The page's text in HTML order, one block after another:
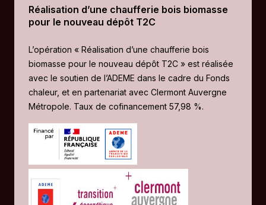
Réalisation d’une chaufferie bois biomasse
pour le nouveau dépôt T2C
L’opération « Réalisation d’une chaufferie bois
biomasse pour le nouveau dépôt T2C » est réalisée
avec le soutien de l’ADEME dans le cadre du Fonds
chaleur, et en partenariat avec Clermont Auvergne
Métropole. Taux de cofinancement 57,98 %.